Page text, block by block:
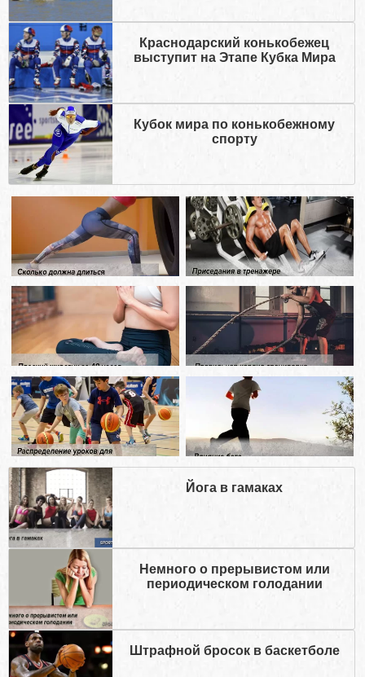
Краснодарский конькобежец
выступит на Этапе Кубка Мира
Кубок мира по конькобежному
спорту
Йога в гамаках
Немного о прерывистом или
периодическом голодании
Штрафной бросок в баскетболе